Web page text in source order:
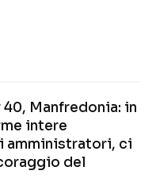
Manfredonia: in
intere
amministratori, ci
del